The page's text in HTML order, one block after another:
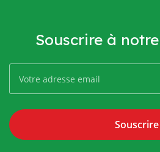
Souscrire à
Souscrire